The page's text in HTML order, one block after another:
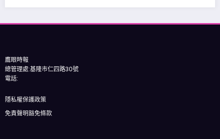
鷹眼時報
總管理處:基隆市仁四路30號
電話:
隱私權保護政策
免責聲明豁免條款